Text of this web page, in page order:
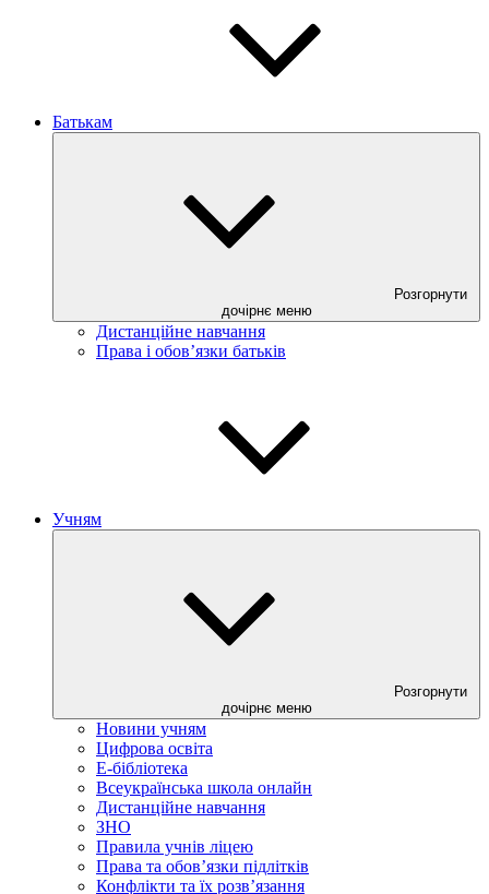
Батькам
Розгорнути
дочірнє меню
Дистанційне навчання
Права і обов’язки батьків
Учням
Розгорнути
дочірнє меню
Новини учням
Цифрова освіта
E-бібліотека
Всеукраїнська школа онлайн
Дистанційне навчання
ЗНО
Правила учнів ліцею
Права та обов’язки підлітків
Конфлікти та їх розв’язання